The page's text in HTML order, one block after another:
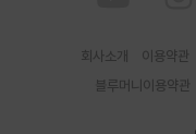
회사소개 이용약관
블루머니이용약관